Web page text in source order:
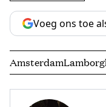
Voeg ons toe
Amsterdam